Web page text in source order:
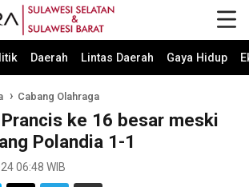
Daerah Lintas Daerah Gaya Hidup
Cabang Olahraga
ke 16 besar meski
Polandia 1-1
06:48 WIB